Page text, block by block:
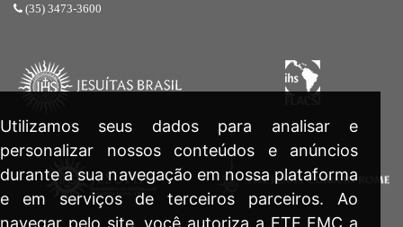
(35) 3473-3600
Utilizamos seus dados para analisar e
personalizar nossos conteúdos e anúncios
durante a sua navegação em nossa plataforma
e em serviços de terceiros parceiros. Ao
navegar pelo site, você autoriza a ETE FMC a